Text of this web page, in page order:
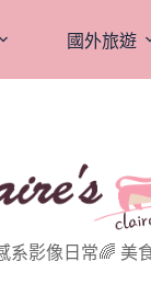
國外旅遊
系影像日常🌈 美